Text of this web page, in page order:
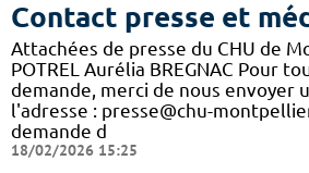
Contact presse et
Attachées de presse du CHU de
POTREL Aurélia BREGNAC Pour
demande, merci de nous envoyer
l'adresse : presse@chu-
demande d
18/02/2026 15:25